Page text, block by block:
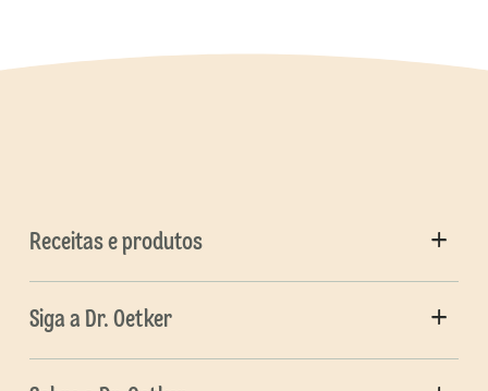
Receitas e produtos
Siga a Dr. Oetker